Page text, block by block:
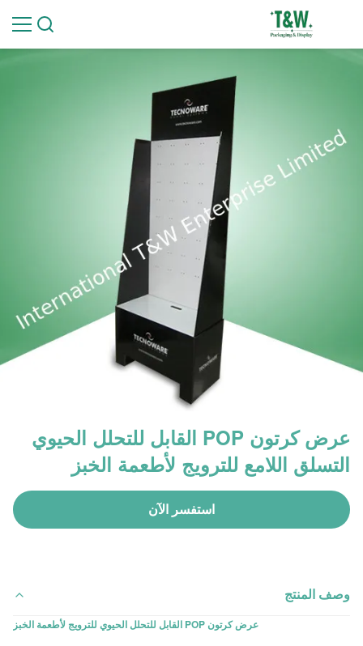
عرض كرتون POP القابل للتحلل الحيوي
التسلق اللامع للترويج لأطعمة الخبز
استفسر الآن
وصف المنتج
عرض كرتون POP القابل للتحلل الحيوي للترويج لأطعمة الخبز